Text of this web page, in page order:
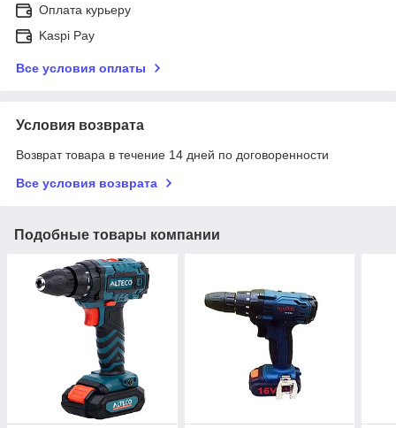
Оплата курьеру
Kaspi Pay
Все условия оплаты
Условия возврата
Возврат товара в течение 14 дней по договоренности
Все условия возврата
Подобные товары компании